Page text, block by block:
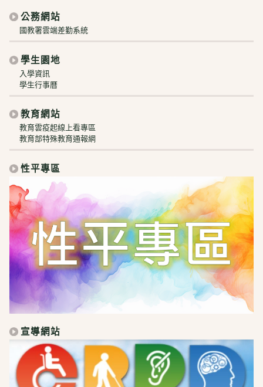
公務網站
國教署雲端差勤系統
學生園地
入學資訊
學生行事曆
教育網站
教育雲疫起線上看專區
教育部特殊教育通報網
性平專區
宣導網站